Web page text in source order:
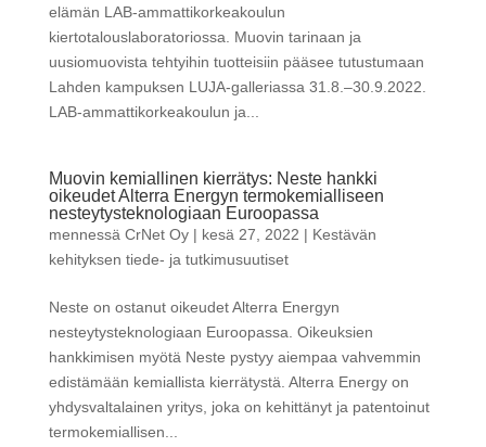
elämän LAB-ammattikorkeakoulun
kiertotalouslaboratoriossa. Muovin tarinaan ja
uusiomuovista tehtyihin tuotteisiin pääsee tutustumaan
Lahden kampuksen LUJA-galleriassa 31.8.–30.9.2022.
LAB-ammattikorkeakoulun ja...
Muovin kemiallinen kierrätys: Neste hankki
oikeudet Alterra Energyn termokemialliseen
nesteytysteknologiaan Euroopassa
mennessä CrNet Oy| kesä 27, 2022 | Kestävän
kehityksen tiede- ja tutkimusuutiset
Neste on ostanut oikeudet Alterra Energyn
nesteytysteknologiaan Euroopassa. Oikeuksien
hankkimisen myötä Neste pystyy aiempaa vahvemmin
edistämään kemiallista kierrätystä. Alterra Energy on
yhdysvaltalainen yritys, joka on kehittänyt ja patentoinut
termokemiallisen...